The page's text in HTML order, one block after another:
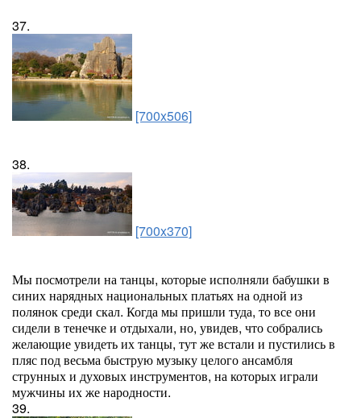
37.
[700x506]
38.
[700x370]
Мы посмотрели на танцы, которые исполняли бабушки в
синих нарядных национальных платьях на одной из
полянок среди скал. Когда мы пришли туда, то все они
сидели в тенечке и отдыхали, но, увидев, что собрались
желающие увидеть их танцы, тут же встали и пустились в
пляс под весьма быструю музыку целого ансамбля
струнных и духовых инструментов, на которых играли
мужчины их же народности.
39.